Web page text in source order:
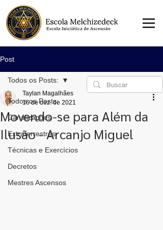
Post
Todos os Posts:
Canalizações
Extraterrestres
Técnicas e Exercícios
Decretos
Mestres Ascensos
Todos os Posts:
Movendo-se para Além da
Ilusão - Arcanjo Miguel
Taylan Magalhães
16 de dez. de 2021